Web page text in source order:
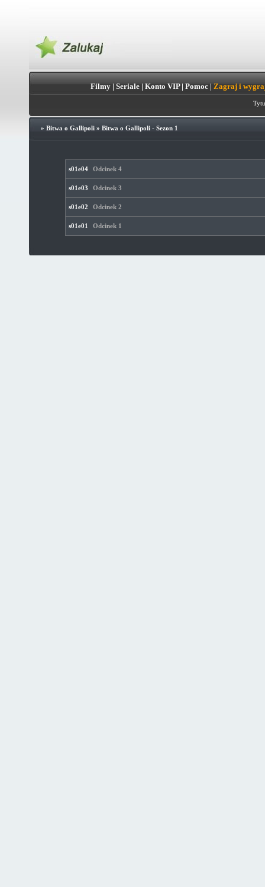
Filmy| Seriale| Konto VIP| Pomoc| Zagraj i
» Bitwa o Gallipoli» Bitwa o Gallipoli - Sezon 1
s01e04 Odcinek 4
s01e03 Odcinek 3
s01e02 Odcinek 2
s01e01 Odcinek 1